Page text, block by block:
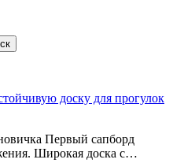
доску для прогулок
Первый сапборд
Широкая доска с…